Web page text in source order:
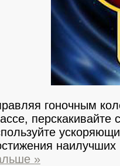
гоночным
перскакивайте
наилучших
»